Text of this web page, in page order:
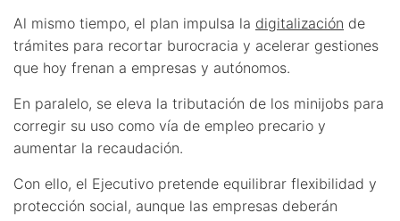
Al mismo tiempo, el plan impulsa la digitalización de
trámites para recortar burocracia y acelerar gestiones
que hoy frenan a empresas y autónomos.
En paralelo, se eleva la tributación de los minijobs para
corregir su uso como vía de empleo precario y
aumentar la recaudación.
Con ello, el Ejecutivo pretende equilibrar flexibilidad y
protección social, aunque las empresas deberán